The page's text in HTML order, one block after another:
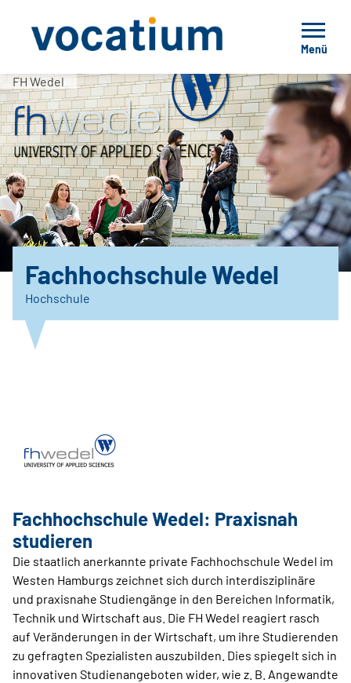
Menü
FH Wedel
Fachhochschule Wedel
Hochschule
Fachhochschule Wedel: Praxisnah
studieren
Die staatlich anerkannte private Fachhochschule Wedel im
Westen Hamburgs zeichnet sich durch interdisziplinäre
und praxisnahe Studiengänge in den Bereichen Informatik,
Technik und Wirtschaft aus. Die FH Wedel reagiert rasch
auf Veränderungen in der Wirtschaft, um ihre Studierenden
zu gefragten Spezialisten auszubilden. Dies spiegelt sich in
innovativen Studienangeboten wider, wie z. B. Angewandte